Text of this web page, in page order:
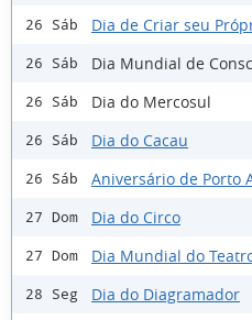
26 Sáb Dia de Criar seu
26 Sáb Dia Mundial de
26 Sáb Dia do Mercosul
26 Sáb Dia do Cacau
26 Sáb Aniversário de Porto
27 Dom Dia do Circo
27 Dom Dia Mundial do
28 Seg Dia do Diagramador